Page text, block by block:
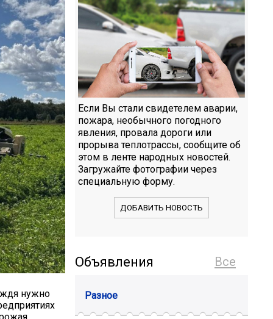
нужно
Если Вы стали свидетелем аварии,
пожара, необычного погодного
явления, провала дороги или
прорыва теплотрассы, сообщите об
этом в ленте народных новостей.
Загружайте фотографии через
специальную форму.
ДОБАВИТЬ НОВОСТЬ
Все
Объявления
Разное